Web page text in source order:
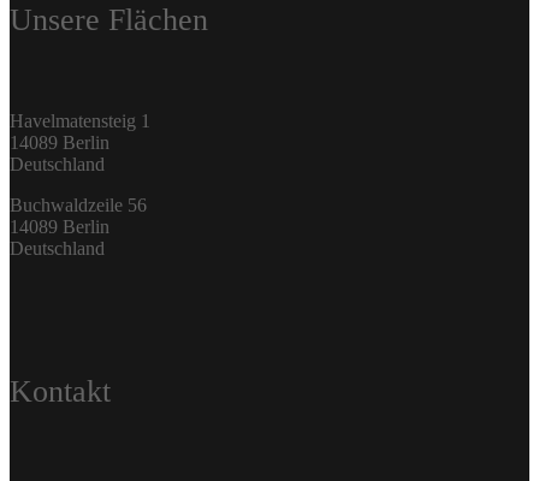
Unsere Flächen
Havelmatensteig 1
14089 Berlin
Deutschland
Buchwaldzeile 56
14089 Berlin
Deutschland
Kontakt